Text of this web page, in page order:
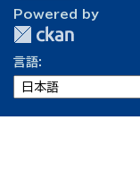
Powered by
言語